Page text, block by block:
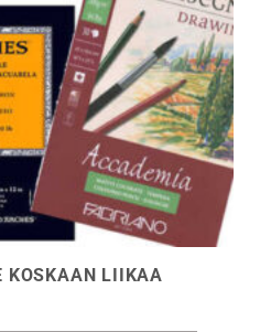
KOSKAAN LIIKAA